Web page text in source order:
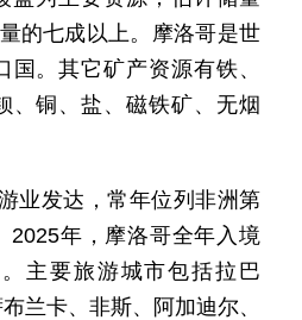
的七成以上。摩洛哥是世
。其它矿产资源有铁、
、铜、盐、磁铁矿、无烟
业发达，常年位列非洲第
2025年，摩洛哥全年入境
主要旅游城市包括拉巴
兰卡、非斯、阿加迪尔、